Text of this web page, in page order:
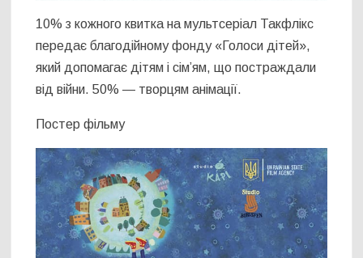
10% з кожного квитка на мультсеріал Такфлікс
передає благодійному фонду «Голоси дітей»,
який допомагає дітям і сім’ям, що постраждали
від війни. 50% — творцям анімації.
Постер фільму